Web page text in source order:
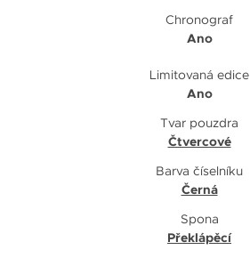
Chronograf
Ano
Limitovaná edice
Ano
Tvar pouzdra
Čtvercové
Barva číselníku
Černá
Spona
Překlápěcí